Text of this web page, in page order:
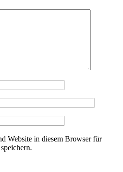
Website in diesem Browser für